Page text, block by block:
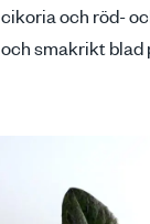
cikoria och röd-
och smakrikt blad